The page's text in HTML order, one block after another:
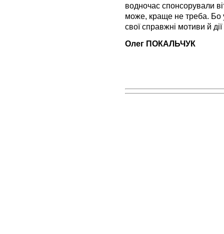
водночас спонсорували
може, краще не треба. Бо
свої справжні мотиви й
Олег ПОКАЛЬЧУК